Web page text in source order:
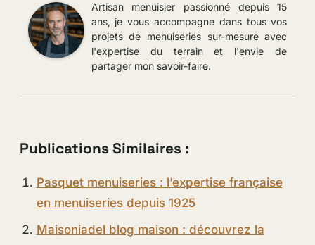
Artisan menuisier passionné depuis 15
ans, je vous accompagne dans tous vos
projets de menuiseries sur-mesure avec
l'expertise du terrain et l'envie de
partager mon savoir-faire.
Publications Similaires :
Pasquet menuiseries : l’expertise française
en menuiseries depuis 1925
Maisoniadel blog maison : découvrez la